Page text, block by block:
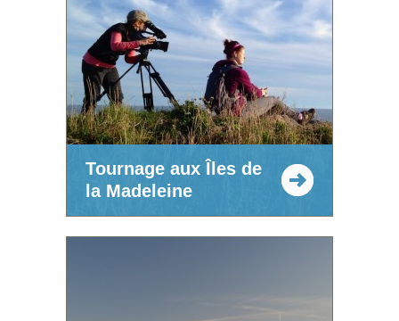
Tournage aux Îles de
la Madeleine